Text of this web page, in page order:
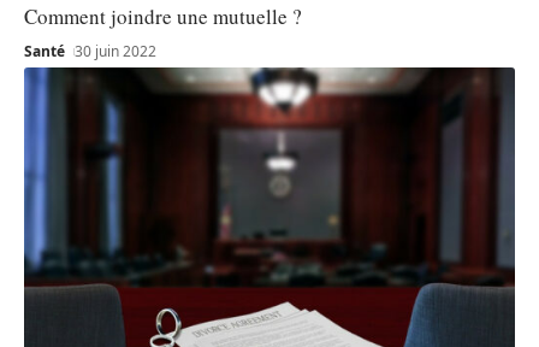
Comment joindre une mutuelle ?
Santé 30 juin 2022